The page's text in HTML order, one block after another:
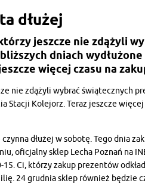
dłużej
jeszcze nie zdążyli
dniach
więcej czasu na
nie zdążyli wybrać świątecznych
Stacji Kolejorz. Teraz jeszcze więcej
dłużej w sobotę. Tego dnia
oficjalny sklep Lecha Poznań na
Ci, którzy zakup prezentów
24 grudnia sklep również będzie